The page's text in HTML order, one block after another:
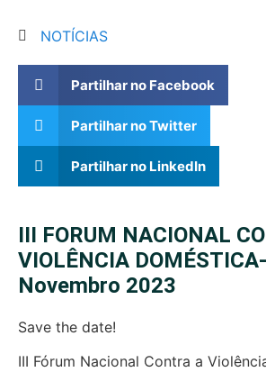
NOTÍCIAS
Partilhar no Facebook
Partilhar no Twitter
Partilhar no LinkedIn
III FORUM NACIONAL
VIOLÊNCIA
Novembro 2023
Save the date!
III Fórum Nacional Contra a